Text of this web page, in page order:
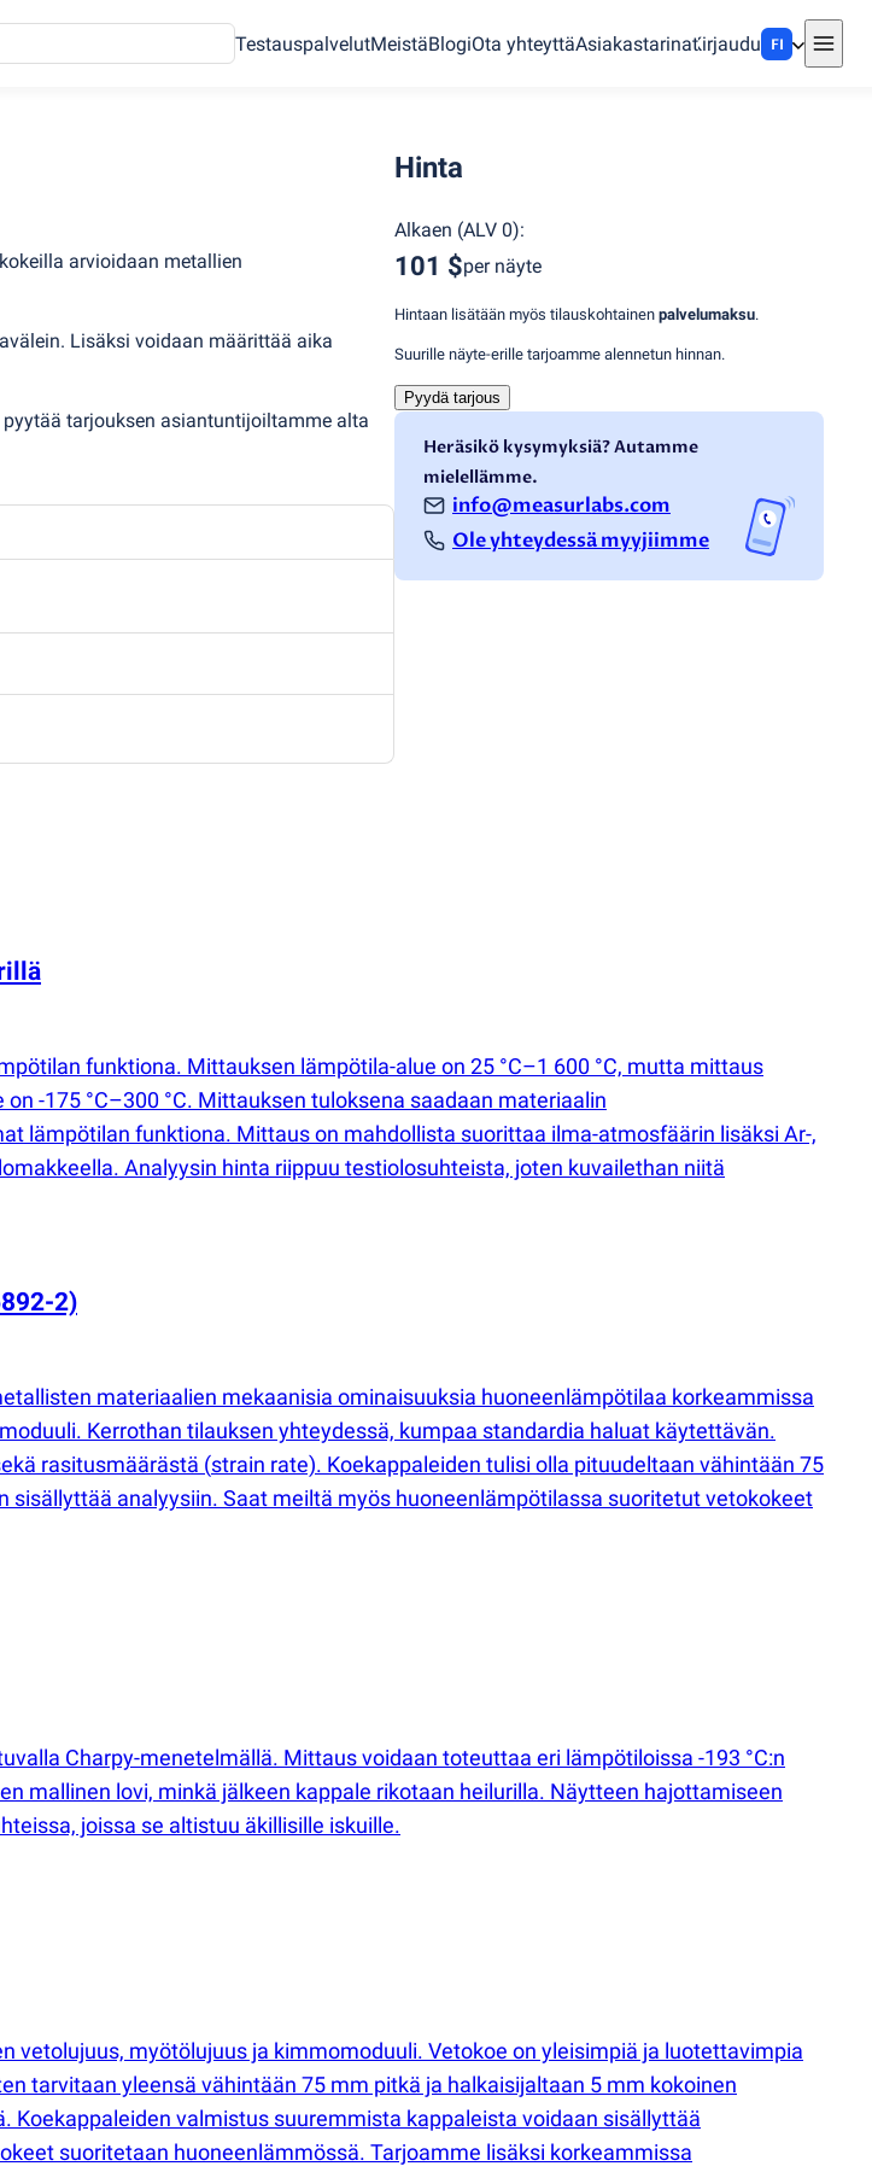
TestauspalvelutMeistäBlogiOta yhteyttäAsiakastarinatKirjaudu FI
arvioidaan metallien
Lisäksi voidaan määrittää aika
tarjouksen asiantuntijoiltamme alta
Hinta
Alkaen (ALV 0):
101 $per näyte
Hintaan lisätään myös tilauskohtainen palvelumaksu.
Suurille näyte-erille tarjoamme alennetun hinnan.
Pyydä tarjous
Heräsikö kysymyksiä? Autamme
mielellämme.
info@measurlabs.com
Ole yhteydessä myyjiimme
funktiona. Mittauksen lämpötila-alue on 25 °C–1 600 °C, mutta mittaus
-175 °C–300 °C. Mittauksen tuloksena saadaan materiaalin
lämpötilan funktiona. Mittaus on mahdollista suorittaa ilma-atmosfäärin lisäksi Ar-,
Analyysin hinta riippuu testiolosuhteista, joten kuvailethan niitä
2)
materiaalien mekaanisia ominaisuuksia huoneenlämpötilaa korkeammissa
Kerrothan tilauksen yhteydessä, kumpaa standardia haluat käytettävän.
rasitusmäärästä (strain rate). Koekappaleiden tulisi olla pituudeltaan vähintään 75
analyysiin. Saat meiltä myös huoneenlämpötilassa suoritetut vetokokeet
Charpy-menetelmällä. Mittaus voidaan toteuttaa eri lämpötiloissa -193 °C:n
mallinen lovi, minkä jälkeen kappale rikotaan heilurilla. Näytteen hajottamiseen
joissa se altistuu äkillisille iskuille.
myötölujuus ja kimmomoduuli. Vetokoe on yleisimpiä ja luotettavimpia
tarvitaan yleensä vähintään 75 mm pitkä ja halkaisijaltaan 5 mm kokoinen
valmistus suuremmista kappaleista voidaan sisällyttää
suoritetaan huoneenlämmössä. Tarjoamme lisäksi korkeammissa